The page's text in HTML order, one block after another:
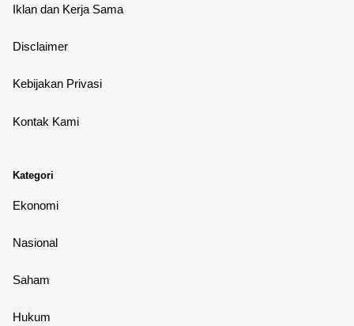
Iklan dan Kerja Sama
Disclaimer
Kebijakan Privasi
Kontak Kami
Kategori
Ekonomi
Nasional
Saham
Hukum